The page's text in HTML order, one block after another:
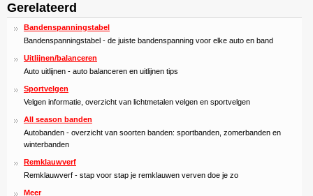
Gerelateerd
Bandenspanningstabel
Bandenspanningstabel - de juiste bandenspanning voor elke auto en band
Uitlijnen/balanceren
Auto uitlijnen - auto balanceren en uitlijnen tips
Sportvelgen
Velgen informatie, overzicht van lichtmetalen velgen en sportvelgen
All season banden
Autobanden - overzicht van soorten banden: sportbanden, zomerbanden en
winterbanden
Remklauwverf
Remklauwverf - stap voor stap je remklauwen verven doe je zo
Meer